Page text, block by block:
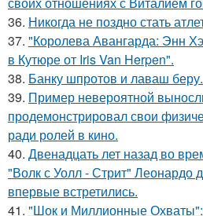
36. Никогда не поздно стать
37. "Королева Авангарда: Энн
в Кутюре от Iris Van Herpen".
38. Банку шпротов и лаваш беру.
39. Пример невероятной
продемонстрировал свои
ради ролей в кино.
40. Двенадцать лет назад во
"Волк с Уолл - Стрит" Леонардо
впервые встретились.
41. "Шок и Миллионные